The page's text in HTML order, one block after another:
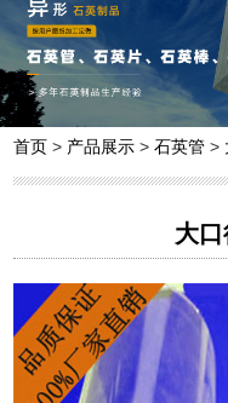
首页 > 产品展示 >石英管 >
大